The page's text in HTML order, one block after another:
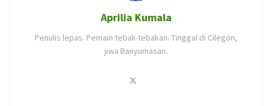
Aprilia Kumala
Penulis lepas. Pemain tebak-tebakan. Tinggal di Cilegon,
jiwa Banyumasan.